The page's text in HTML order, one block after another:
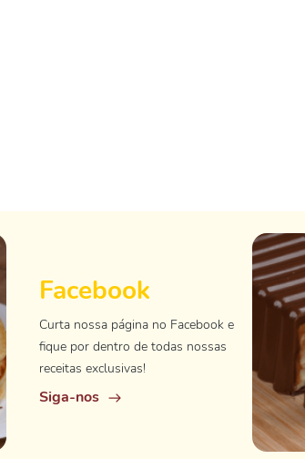
Facebook
Curta nossa página no Facebook e
fique por dentro de todas nossas
receitas exclusivas!
Siga-nos